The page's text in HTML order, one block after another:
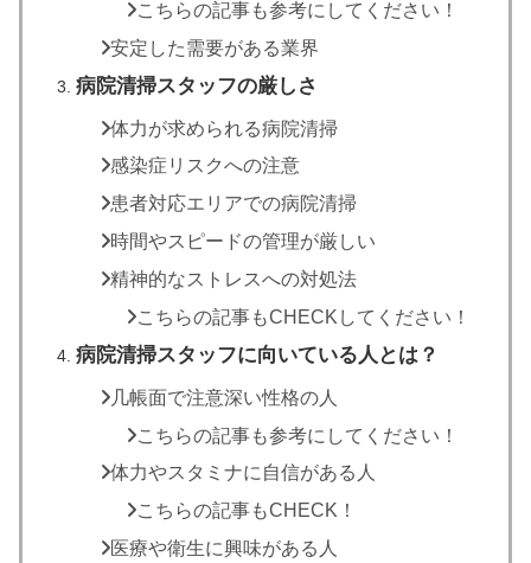
こちらの記事も参考にしてください！
安定した需要がある業界
病院清掃スタッフの厳しさ
体力が求められる病院清掃
感染症リスクへの注意
患者対応エリアでの病院清掃
時間やスピードの管理が厳しい
精神的なストレスへの対処法
こちらの記事もCHECKしてください！
病院清掃スタッフに向いている人とは？
几帳面で注意深い性格の人
こちらの記事も参考にしてください！
体力やスタミナに自信がある人
こちらの記事もCHECK！
医療や衛生に興味がある人